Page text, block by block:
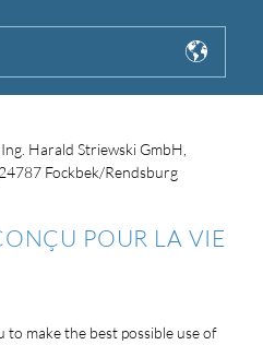
Harald Striewski GmbH,
Fockbek/Rendsburg
POUR LA VIE
to make the best possible use of